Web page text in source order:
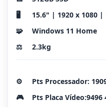
🖥️
15.6" | 1920 x 1080
🧩
Windows 11 Home
⚖️
2.3kg
⚙️
Pts Processador:
🎮
Pts Placa Vídeo:9496